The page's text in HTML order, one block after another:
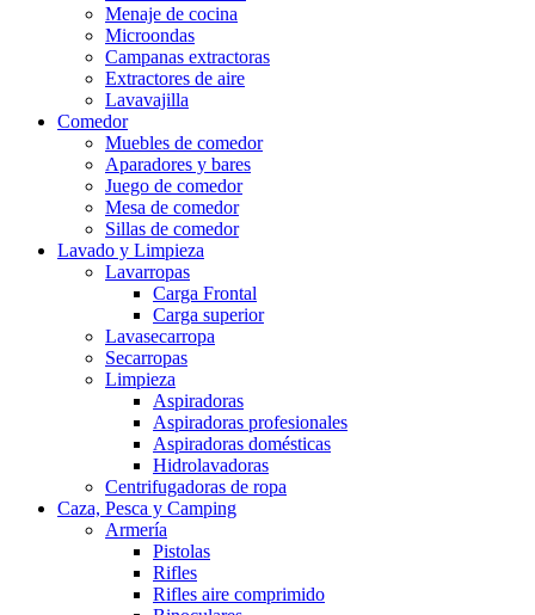
Menaje de cocina
Microondas
Campanas extractoras
Extractores de aire
Lavavajilla
Comedor
Muebles de comedor
Aparadores y bares
Juego de comedor
Mesa de comedor
Sillas de comedor
Lavado y Limpieza
Lavarropas
Carga Frontal
Carga superior
Lavasecarropa
Secarropas
Limpieza
Aspiradoras
Aspiradoras profesionales
Aspiradoras domésticas
Hidrolavadoras
Centrifugadoras de ropa
Caza, Pesca y Camping
Armería
Pistolas
Rifles
Rifles aire comprimido